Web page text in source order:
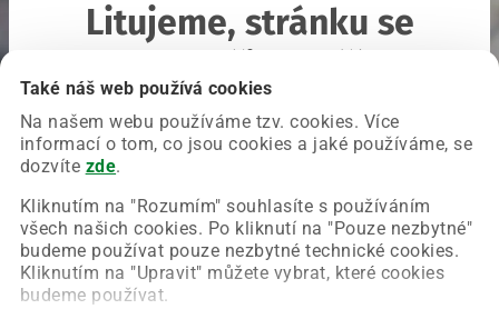
Také náš web používá cookies
Na našem webu používáme tzv. cookies. Více
informací o tom, co jsou cookies a jaké používáme, se
dozvíte zde.
Kliknutím na "Rozumím" souhlasíte s používáním
všech našich cookies. Po kliknutí na "Pouze nezbytné"
budeme používat pouze nezbytné technické cookies.
Kliknutím na "Upravit" můžete vybrat, které cookies
budeme používat.
Litujeme, stránku se
Chyba nastala na naší straně a už ji opravujeme.
Zkuste prosím znovu načíst požadovanou stránku.
Obnovit stránku Úvodní strana